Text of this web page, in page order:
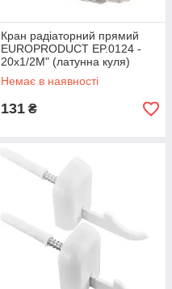
Кран радіаторний прямий
EUROPRODUCT EP.0124 -
20x1/2M" (латунна куля)
(EP4049)
Немає в наявності
131 ₴